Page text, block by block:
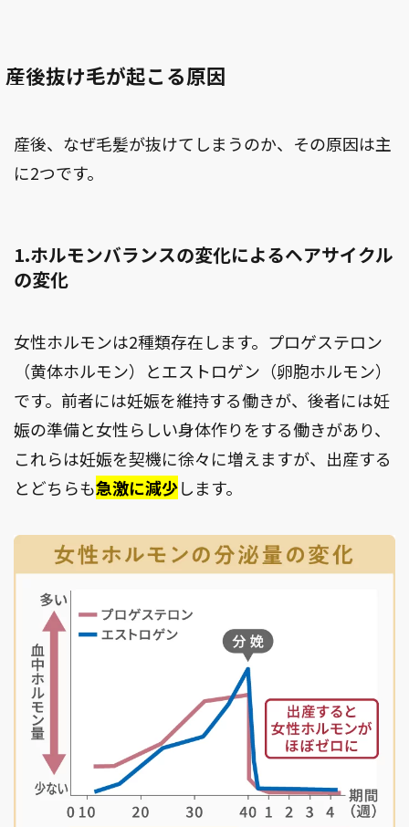
産後抜け毛が起こる原因
産後、なぜ毛髪が抜けてしまうのか、その原因は主
に2つです。
1.ホルモンバランスの変化によるヘアサイクル
の変化
女性ホルモンは2種類存在します。プロゲステロン
（黄体ホルモン）とエストロゲン（卵胞ホルモン）
です。前者には妊娠を維持する働きが、後者には妊
娠の準備と女性らしい身体作りをする働きがあり、
これらは妊娠を契機に徐々に増えますが、出産する
とどちらも急激に減少します。